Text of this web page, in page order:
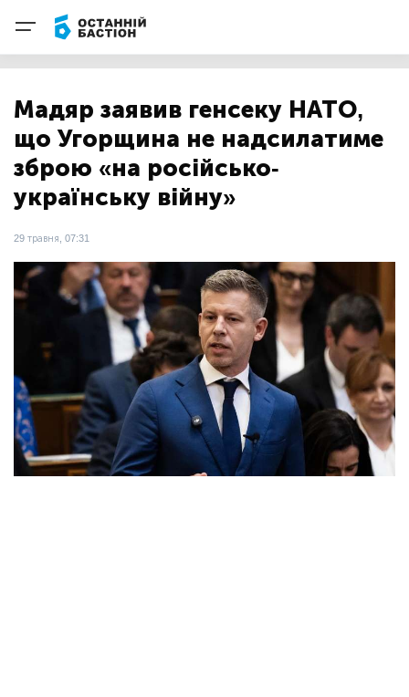
Мадяр заявив генсеку НАТО,
що Угорщина не надсилатиме
зброю «на російсько-
українську війну»
29 травня, 07:31